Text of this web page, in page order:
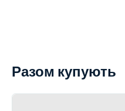
Разом купують